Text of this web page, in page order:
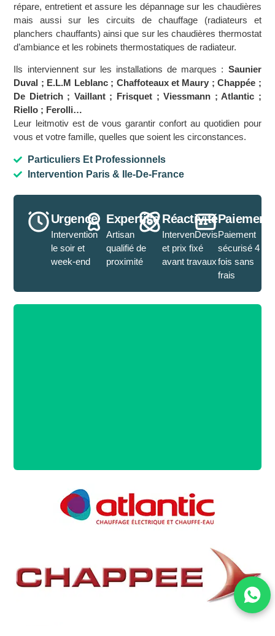
répare, entretient et assure les dépannage sur les chaudières
mais aussi sur les circuits de chauffage (radiateurs et
planchers chauffants) ainsi que sur les chaudières thermostat
d’ambiance et les robinets thermostatiques de radiateur.
Ils interviennent sur les installations de marques : Saunier
Duval ; E.L.M Leblanc ; Chaffoteaux et Maury ; Chappée ;
De Dietrich ; Vaillant ; Frisquet ; Viessmann ; Atlantic ;
Riello ; Ferolli…
Leur leitmotiv est de vous garantir confort au quotidien pour
vous et votre famille, quelles que soient les circonstances.
Particuliers Et Professionnels
Intervention Paris & Ile-De-France
Urgence
Intervention
le soir et
week-end
Expertise
Artisan
qualifié de
proximité
Réactivité
IntervenDevis
et prix fixé
avant travaux
Paiement
Paiement
sécurisé 4
fois sans
frais